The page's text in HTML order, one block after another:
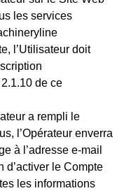
les services
l’Utilisateur doit
de ce
a rempli le
l’Opérateur enverra
à l’adresse e-mail
d’activer le Compte
les informations